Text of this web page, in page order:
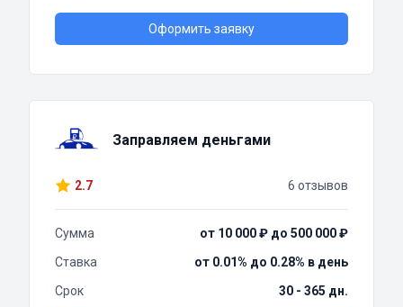
Оформить заявку
Заправляем деньгами
2.7 6 отзывов
Сумма
от 10 000 ₽ до 500 000 ₽
Ставка
от 0.01% до 0.28% в день
Срок
30 - 365 дн.